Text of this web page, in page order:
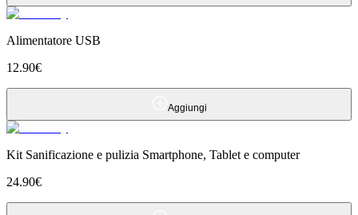
Alimentatore USB
12.90€
Aggiungi
Kit Sanificazione e pulizia Smartphone, Tablet e computer
24.90€